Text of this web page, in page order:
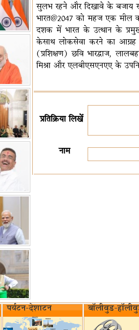
सुलभ रहने और दिखावे के बजाय
भारत@2047 को महज एक मील
दशक में भारत के उत्थान के प्रमुख
केसाथ लोकसेवा करने का आग्रह
(प्रशिक्षण) छवि भारद्वाज,
मिश्रा और एलबीएसएनएए के
प्रतिक्रिया लिखें
नाम
पर्यटन-देशाटन बॉलीवुड-